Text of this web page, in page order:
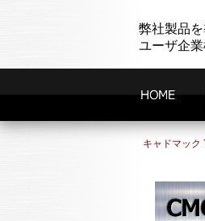
弊社製品
ユーザ企
キャドマック